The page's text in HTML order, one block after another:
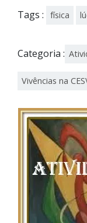
Tags : física
Categoria :
Vivências na